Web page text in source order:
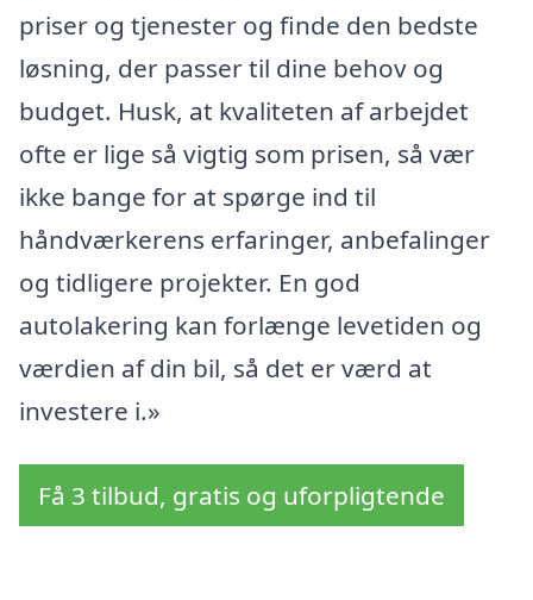
priser og tjenester og finde den bedste
løsning, der passer til dine behov og
budget. Husk, at kvaliteten af arbejdet
ofte er lige så vigtig som prisen, så vær
ikke bange for at spørge ind til
håndværkerens erfaringer, anbefalinger
og tidligere projekter. En god
autolakering kan forlænge levetiden og
værdien af din bil, så det er værd at
investere i.»
Få 3 tilbud, gratis og uforpligtende